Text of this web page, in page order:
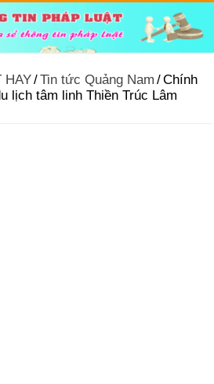
HAY/Tin tức Quảng Nam /Chính
lịch tâm linh Thiền Trúc Lâm